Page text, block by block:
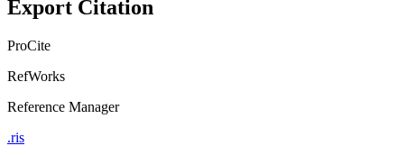
Export Citation
ProCite
RefWorks
Reference Manager
.ris